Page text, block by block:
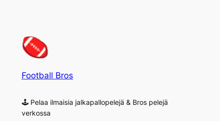
Football Bros
🕹 Pelaa ilmaisia jalkapallopelejä & Bros pelejä
verkossa